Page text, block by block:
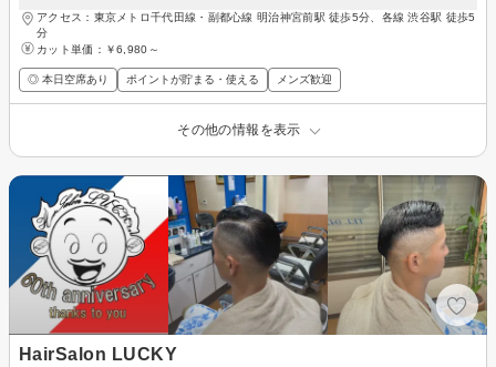
アクセス：東京メトロ千代田線・副都心線 明治神宮前駅 徒歩5分、各線 渋谷駅 徒歩5
分
カット単価： ￥6,980～
◎ 本日空席あり ポイントが貯まる・使える メンズ歓迎
その他の情報を表示
HairSalon LUCKY